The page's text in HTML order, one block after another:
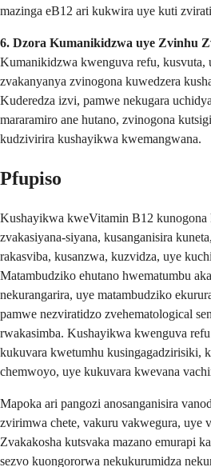
mazinga eB12 ari kukwira uye kuti
6. Dzora Kumanikidzwa uye Zvinhu
Kumanikidzwa kwenguva refu, kusvuta,
zvakanyanya zvinogona kuwedzera
Kuderedza izvi, pamwe nekugara
mararamiro ane hutano, zvinogona
kudzivirira kushayikwa kwemangwana.
Pfupiso
Kushayikwa kweVitamin B12 kunogona
zvakasiyana-siyana, kusanganisira
rakasviba, kusanzwa, kuzvidza, uye
Matambudziko ehutano hwematumbu
nekurangarira, uye matambudziko
pamwe nezviratidzo zvehematological
rwakasimba. Kushayikwa kwenguva
kukuvara kwetumhu kusingagadzirisiki,
chemwoyo, uye kukuvara kwevana
Mapoka ari pangozi anosanganisira
zvirimwa chete, vakuru vakwegura, uye
Zvakakosha kutsvaka mazano emurapi
sezvo kuongororwa nekukurumidza